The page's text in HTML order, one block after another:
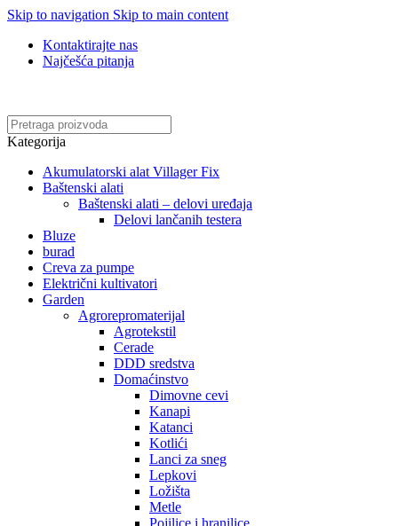
Skip to navigation Skip to main content
Kontaktirajte nas
Najčešća pitanja
Kategorija
Akumulatorski alat Villager Fix
Baštenski alati
Baštenski alati – delovi uređaja
Delovi lančanih testera
Bluze
burad
Creva za pumpe
Električni kultivatori
Garden
Agrorepromaterijal
Agrotekstil
Cerade
DDD sredstva
Domaćinstvo
Dimovne cevi
Kanapi
Katanci
Kotlići
Lanci za sneg
Lepkovi
Ložišta
Metle
Pojilice i hranilice